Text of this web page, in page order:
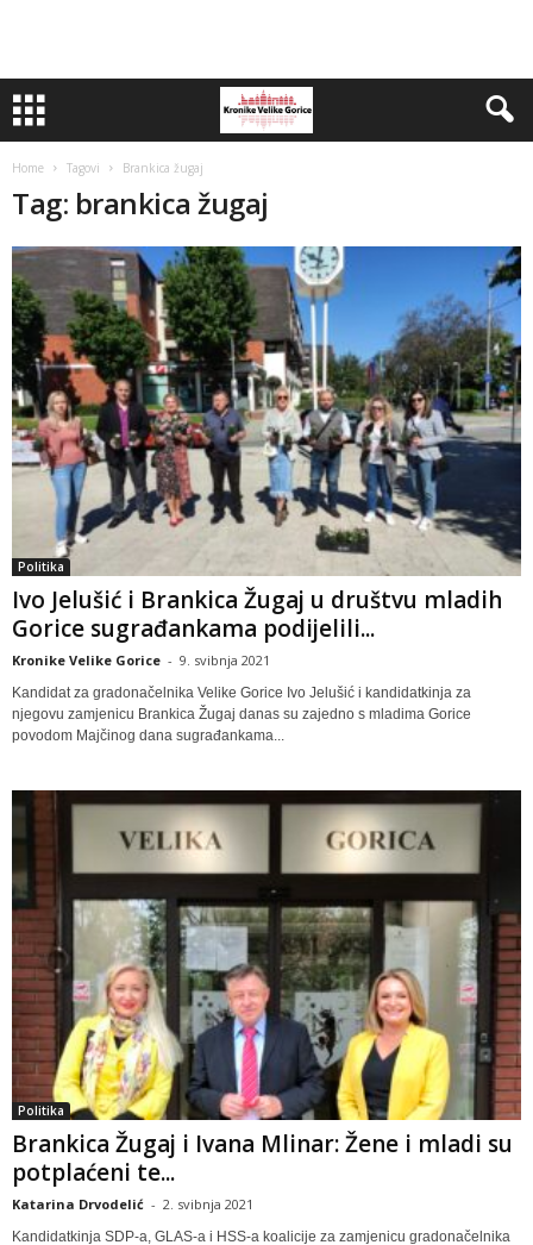
Home Tagovi Brankica žugaj
Tag: brankica žugaj
Politika
Ivo Jelušić i Brankica Žugaj u društvu mladih
Gorice sugrađankama podijelili...
Kronike Velike Gorice - 9. svibnja 2021
Kandidat za gradonačelnika Velike Gorice Ivo Jelušić i kandidatkinja za
njegovu zamjenicu Brankica Žugaj danas su zajedno s mladima Gorice
povodom Majčinog dana sugrađankama...
Politika
Brankica Žugaj i Ivana Mlinar: Žene i mladi su
potplaćeni te...
Katarina Drvodelić - 2. svibnja 2021
Kandidatkinja SDP-a, GLAS-a i HSS-a koalicije za zamjenicu gradonačelnika